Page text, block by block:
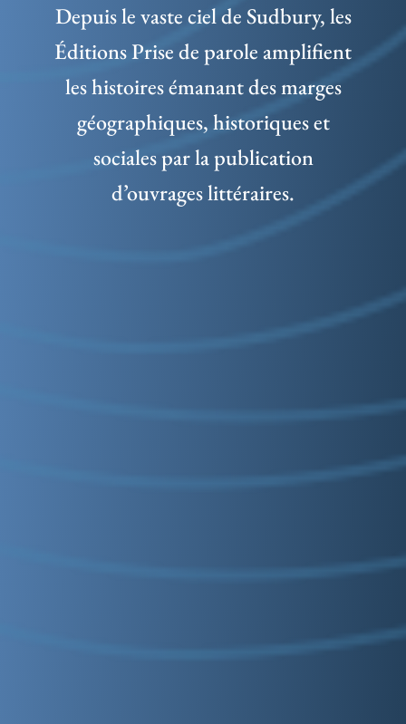
Depuis le vaste ciel de Sudbury, les
Éditions Prise de parole amplifient
les histoires émanant des marges
géographiques, historiques et
sociales par la publication
d’ouvrages littéraires.